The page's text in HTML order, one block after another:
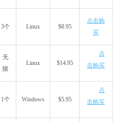
3个 Linux $8.95
点击购
买
无
限
Linux $14.95
点
击购买
1个 Windows $5.95
点
击购买